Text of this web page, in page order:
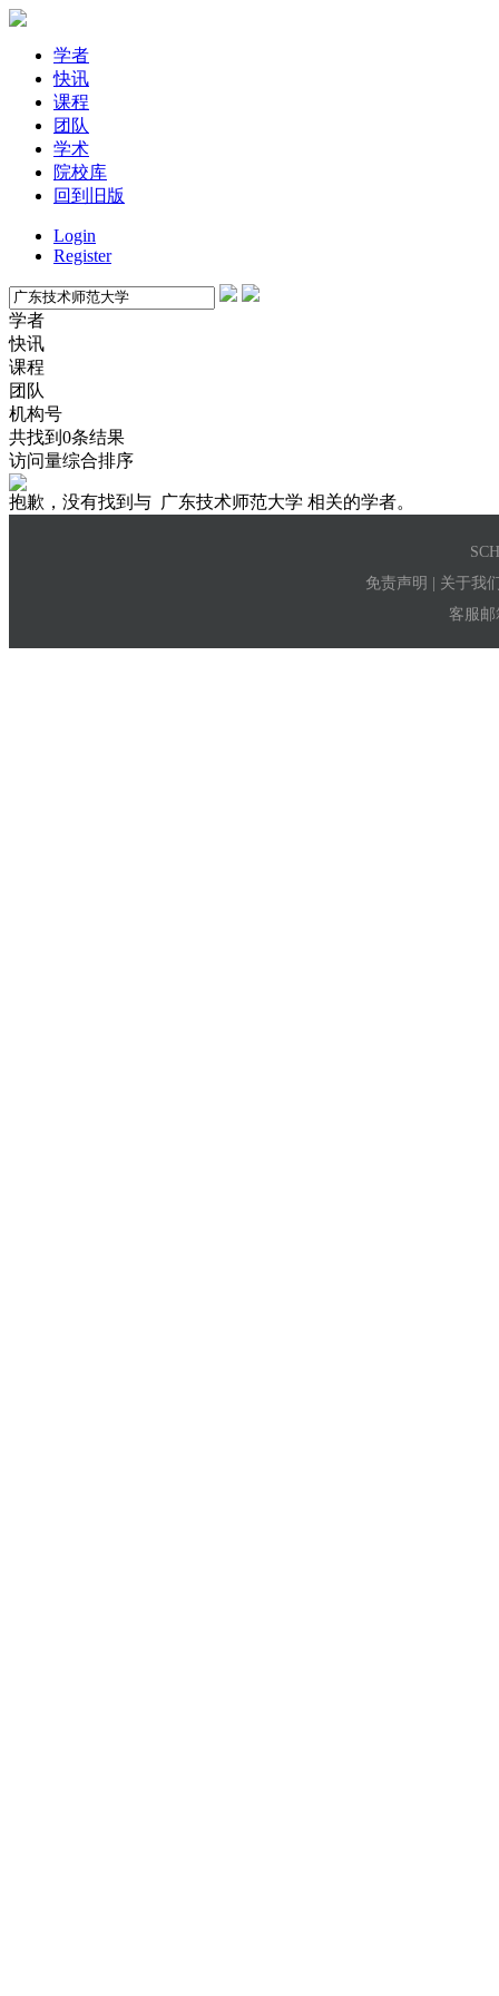
学者
快讯
课程
团队
学术
院校库
回到旧版
Login
Register
学者
快讯
课程
团队
机构号
共找到0条结果
访问量综合排序
抱歉，没有找到与 广东技术师范大学 相关的学者。
免责声明 | 关于我
客服邮